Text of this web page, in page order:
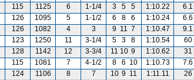
115 1125 6 1-1/4 3 5 5 1:10.22
6.1
126 1095 5 1-1/2 6 8 6 1:10.24
6.6
126 1082 4 3 9 11 7 1:10.47
9.1
123 1250 11 3-1/4 5 3 8 1:10.54
60
128 1142 12 3-3/4 11 10 9 1:10.62
31
115 1081 7 4-1/2 8 6 10 1:10.73
7.6
124 1106 8 7 10 9 11 1:11.11
26